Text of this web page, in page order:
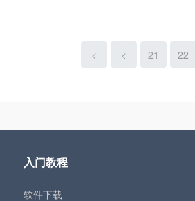
< < 21 22
入门教程
软件下载